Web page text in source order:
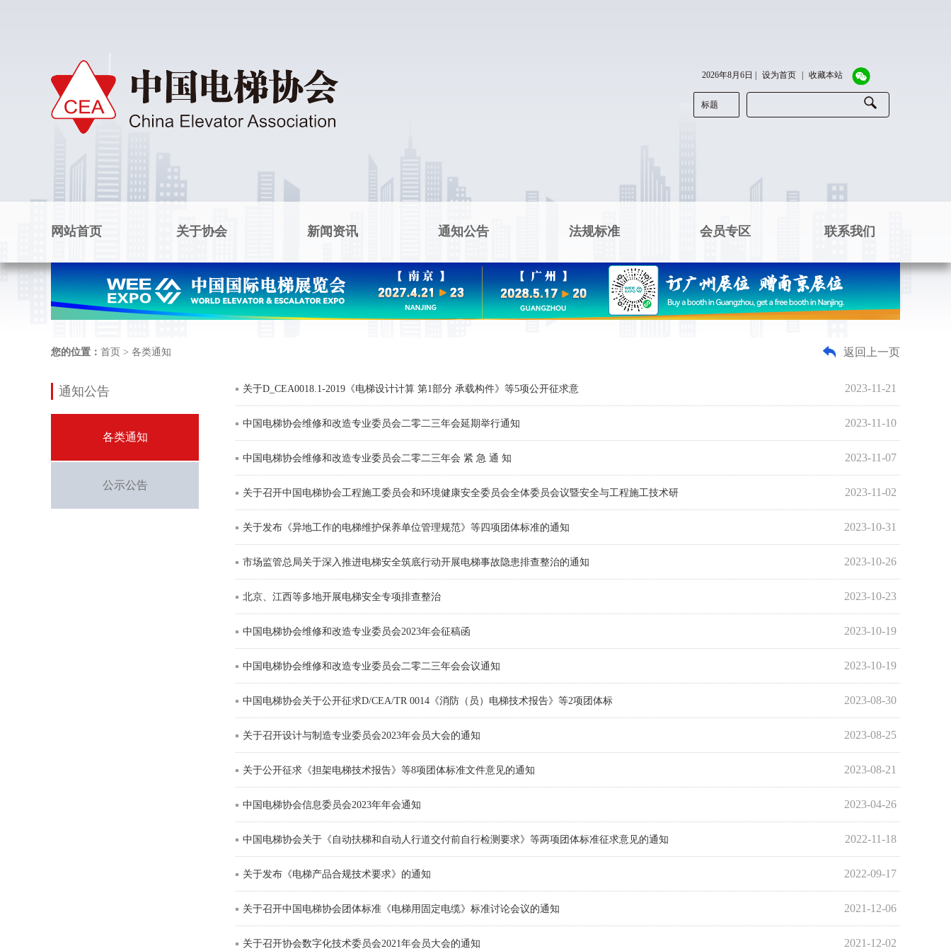
2026年8月6日 设为首页 收藏本站
标题
网站首页 关于协会 新闻资讯 通知公告 法规标准 会员专区 联系我们
您的位置： 首页 > 各类通知 返回上一页
通知公告
各类通知
公示公告
关于D_CEA0018.1-2019《电梯设计计算 第1部分 承载构件》等5项公开征求意 2023-11-21
中国电梯协会维修和改造专业委员会二零二三年会延期举行通知 2023-11-10
中国电梯协会维修和改造专业委员会二零二三年会 紧 急 通 知 2023-11-07
关于召开中国电梯协会工程施工委员会和环境健康安全委员会全体委员会议暨安全与工程施工技术研 2023-11-02
关于发布《异地工作的电梯维护保养单位管理规范》等四项团体标准的通知 2023-10-31
市场监管总局关于深入推进电梯安全筑底行动开展电梯事故隐患排查整治的通知 2023-10-26
北京、江西等多地开展电梯安全专项排查整治 2023-10-23
中国电梯协会维修和改造专业委员会2023年会征稿函 2023-10-19
中国电梯协会维修和改造专业委员会二零二三年会会议通知 2023-10-19
中国电梯协会关于公开征求D/CEA/TR 0014《消防（员）电梯技术报告》等2项团体标 2023-08-30
关于召开设计与制造专业委员会2023年会员大会的通知 2023-08-25
关于公开征求《担架电梯技术报告》等8项团体标准文件意见的通知 2023-08-21
中国电梯协会信息委员会2023年年会通知 2023-04-26
中国电梯协会关于《自动扶梯和自动人行道交付前自行检测要求》等两项团体标准征求意见的通知 2022-11-18
关于发布《电梯产品合规技术要求》的通知 2022-09-17
关于召开中国电梯协会团体标准《电梯用固定电缆》标准讨论会议的通知 2021-12-06
关于召开协会数字化技术委员会2021年会员大会的通知 2021-12-02